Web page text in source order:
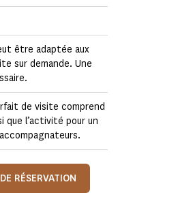
être adaptée aux
sur demande. Une
de visite comprend
que l’activité pour un
RÉSERVATION